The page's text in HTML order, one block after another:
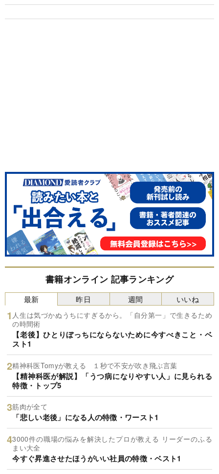
書籍オンライン 記事ランキング
最新
人生は気づかぬうちにすぎるから。「自分第一」で生きるため
の時間術
【老後】ひとりぼっちにならないために今すべきこと・ベ
スト1
精神科医Tomyが教える １秒で不安が吹き飛ぶ言葉
【精神科医が解説】「うつ病になりやすい人」に見られる
特徴・トップ5
筋肉が全て
「悲しい老後」になる人の特徴・ワースト1
3000件の職場の悩みを解決したプロが教える リーダーのふる
まい大全
今すぐ昇進させたほうがいい社員の特徴・ベスト1
昨日 週間 いいね